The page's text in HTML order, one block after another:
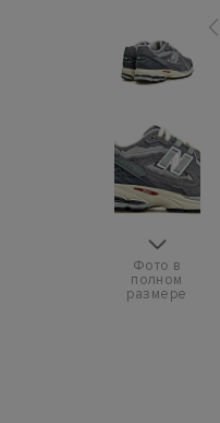
Фото в
полном
размере